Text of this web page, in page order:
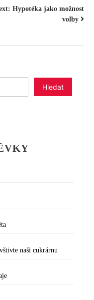
Hypotéka jako možnost
volby
Hledat
naši cukrárnu